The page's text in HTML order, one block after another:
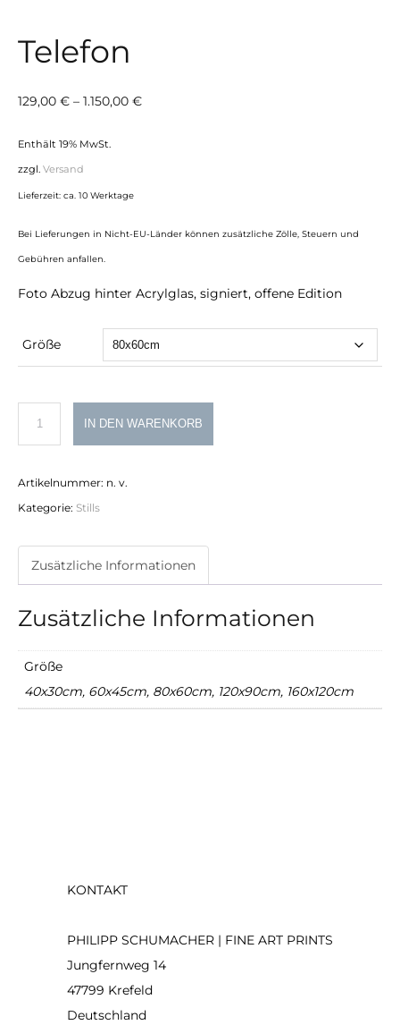
Telefon
129,00 € – 1.150,00 €Preisspanne:
Enthält 19% MwSt.
zzgl. Versand
Lieferzeit: ca. 10 Werktage
Bei Lieferungen in Nicht-EU-Länder können zusätzliche Zölle, Steuern und
Gebühren anfallen.
Foto Abzug hinter Acrylglas, signiert, offene Edition
Größe
IN DEN WARENKORB
Artikelnummer: n. v.
Kategorie: Stills
Zusätzliche Informationen
Zusätzliche Informationen
Größe
40x30cm, 60x45cm, 80x60cm, 120x90cm, 160x120cm
KONTAKT
PHILIPP SCHUMACHER | FINE ART PRINTS
Jungfernweg 14
47799 Krefeld
Deutschland